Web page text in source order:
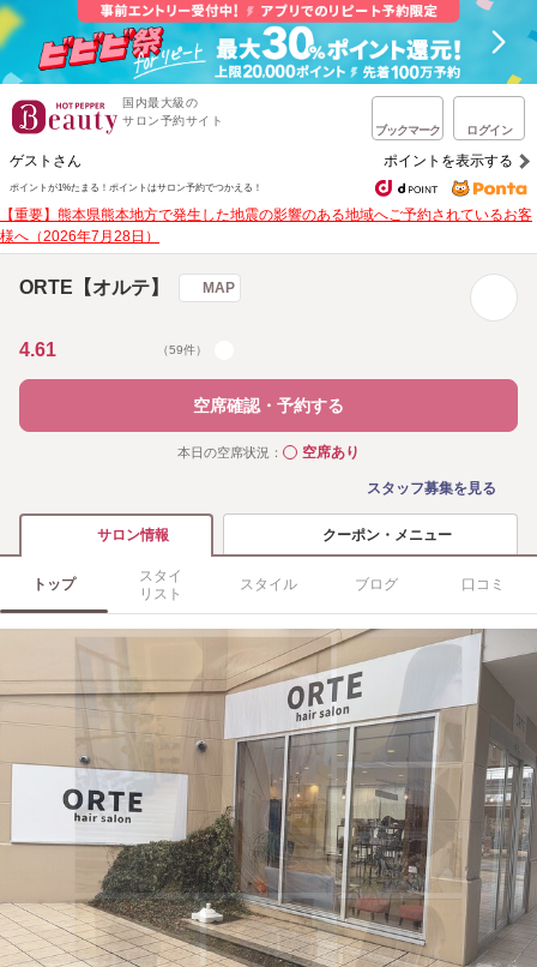
国内最大級の
サロン予約サイト
ブックマーク ログイン
ゲストさん ポイントを表示する
ポイントが1%たまる！ ポイントはサロン予約でつかえる！
【重要】熊本県熊本地方で発生した地震の影響のある地域へご予約されているお客
様へ（2026年7月28日）
ORTE【オルテ】 MAP
4.61 （59件）
空席確認・予約する
本日の空席状況： ◯空席あり
スタッフ募集を見る
サロン情報 クーポン・メニュー
トップ
スタイ
リスト
スタイル ブログ 口コミ